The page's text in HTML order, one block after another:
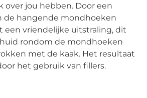
over jou hebben. Door een
de hangende mondhoeken
een vriendelijke uitstraling, dit
rondom de mondhoeken
met de kaak. Het resultaat
het gebruik van fillers.